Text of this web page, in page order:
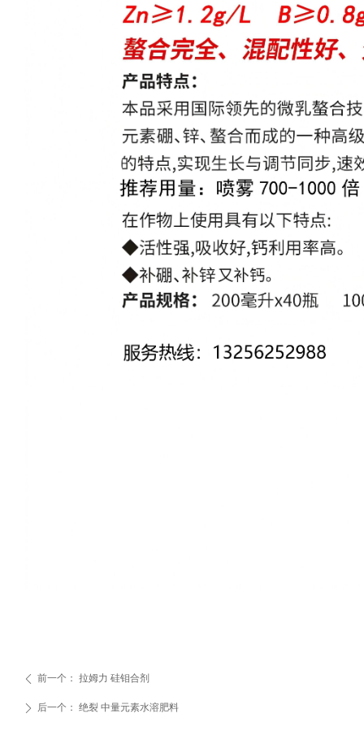
ꄴ 前一个： 拉姆力 硅钼合剂
ꄲ 后一个： 绝裂 中量元素水溶肥料